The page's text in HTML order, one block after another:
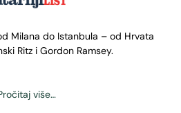
Milana do Istanbula – od Hrvata
Ritz i Gordon Ramsey.
više…